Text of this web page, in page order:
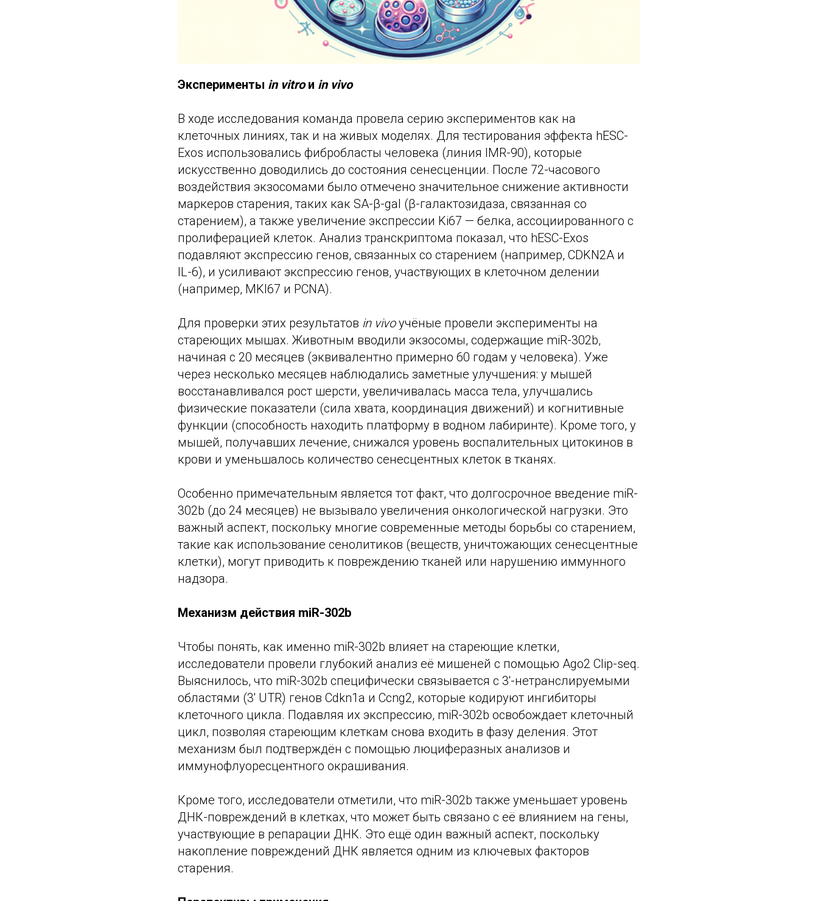
Эксперименты in vitroи in vivo
В ходе исследования команда провела серию экспериментов как на
клеточных линиях, так и на живых моделях. Для тестирования эффекта hESC-
Exos использовались фибробласты человека (линия IMR-90), которые
искусственно доводились до состояния сенесценции. После 72-часового
воздействия экзосомами было отмечено значительное снижение активности
маркеров старения, таких как SA-β-gal (β-галактозидаза, связанная со
старением), а также увеличение экспрессии Ki67 — белка, ассоциированного с
пролиферацией клеток. Анализ транскриптома показал, что hESC-Exos
подавляют экспрессию генов, связанных со старением (например, CDKN2A и
IL-6), и усиливают экспрессию генов, участвующих в клеточном делении
(например, MKI67 и PCNA).
Для проверки этих результатов in vivoучёные провели эксперименты на
стареющих мышах. Животным вводили экзосомы, содержащие miR-302b,
начиная с 20 месяцев (эквивалентно примерно 60 годам у человека). Уже
через несколько месяцев наблюдались заметные улучшения: у мышей
восстанавливался рост шерсти, увеличивалась масса тела, улучшались
физические показатели (сила хвата, координация движений) и когнитивные
функции (способность находить платформу в водном лабиринте). Кроме того, у
мышей, получавших лечение, снижался уровень воспалительных цитокинов в
крови и уменьшалось количество сенесцентных клеток в тканях.
Особенно примечательным является тот факт, что долгосрочное введение miR-
302b (до 24 месяцев) не вызывало увеличения онкологической нагрузки. Это
важный аспект, поскольку многие современные методы борьбы со старением,
такие как использование сенолитиков (веществ, уничтожающих сенесцентные
клетки), могут приводить к повреждению тканей или нарушению иммунного
надзора.
Механизм действия miR-302b
Чтобы понять, как именно miR-302b влияет на стареющие клетки,
исследователи провели глубокий анализ её мишеней с помощью Ago2 Clip-seq.
Выяснилось, что miR-302b специфически связывается с 3'-нетранслируемыми
областями (3' UTR) генов Cdkn1a и Ccng2, которые кодируют ингибиторы
клеточного цикла. Подавляя их экспрессию, miR-302b освобождает клеточный
цикл, позволяя стареющим клеткам снова входить в фазу деления. Этот
механизм был подтверждён с помощью люциферазных анализов и
иммунофлуоресцентного окрашивания.
Кроме того, исследователи отметили, что miR-302b также уменьшает уровень
ДНК-повреждений в клетках, что может быть связано с её влиянием на гены,
участвующие в репарации ДНК. Это ещё один важный аспект, поскольку
накопление повреждений ДНК является одним из ключевых факторов
старения.